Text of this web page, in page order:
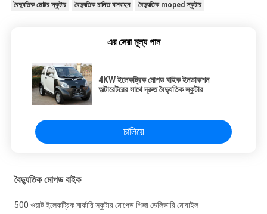
বৈদ্যুতিক মোটর স্কুটার বৈদ্যুতিক চালিত যানবাহন বৈদ্যুতিক moped স্কুটার
এর সেরা মূল্য পান
4KW ইলেকট্রিক মোপড বাইক ইনডাকশন
অল্টারেটরের সাথে দ্রুত বৈদ্যুতিক স্কুটার
চালিয়ে
বৈদ্যুতিক মোপড বাইক
500 ওয়াট ইলেকট্রিক মার্কারি স্কুটার মোপেড পিজা ডেলিভারি মোবাইল